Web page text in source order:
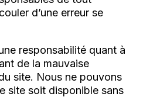
d’une erreur se
responsabilité quant à
de la mauvaise
site. Nous ne pouvons
site soit disponible sans